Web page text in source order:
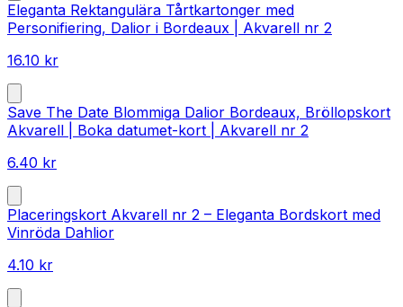
Eleganta Rektangulära Tårtkartonger med
Personifiering, Dalior i Bordeaux | Akvarell nr 2
16.10 kr
Save The Date Blommiga Dalior Bordeaux, Bröllopskort
Akvarell | Boka datumet-kort | Akvarell nr 2
6.40 kr
Placeringskort Akvarell nr 2 – Eleganta Bordskort med
Vinröda Dahlior
4.10 kr